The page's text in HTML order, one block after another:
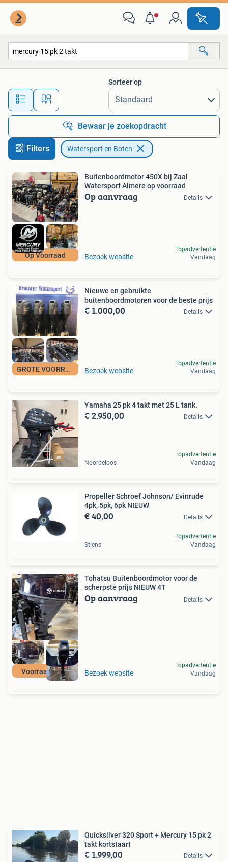
Alle afstanden…
Sorteer op
Bewaar je zoekopdracht
Filters Watersport en Boten
Op Voorraad
Buitenboordmotor 450X bij Zaal
Watersport Almere op voorraad
Op aanvraag Details
Bezoek website
Topadvertentie
Vandaag
GROTE VOORRAAD
Nieuwe en gebruikte
buitenboordmotoren voor de beste prijs
€ 1.000,00 Details
Bezoek website
Topadvertentie
Vandaag
Yamaha 25 pk 4 takt met 25 L tank.
€ 2.950,00 Details
Noordeloos
Topadvertentie
Vandaag
Propeller Schroef Johnson/ Evinrude
4pk, 5pk, 6pk NIEUW
€ 40,00 Details
Stiens
Topadvertentie
Vandaag
Voorraad actie
Tohatsu Buitenboordmotor voor de
scherpste prijs NIEUW 4T
Op aanvraag Details
Bezoek website
Topadvertentie
Vandaag
Quicksilver 320 Sport + Mercury 15 pk 2
takt kortstaart
€ 1.999,00 Details